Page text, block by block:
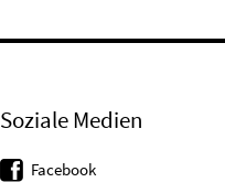
Soziale Medien
Facebook